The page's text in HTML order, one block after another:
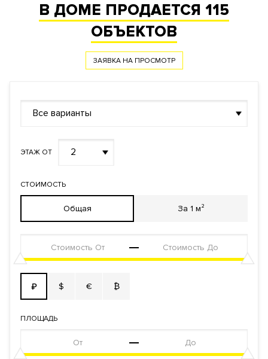
В ДОМЕ ПРОДАЕТСЯ 115
ОБЪЕКТОВ
ЗАЯВКА НА ПРОСМОТР
Все варианты
ЭТАЖ ОТ 2
СТОИМОСТЬ
Общая За 1 м²
₽ $ € ₿
ПЛОЩАДЬ